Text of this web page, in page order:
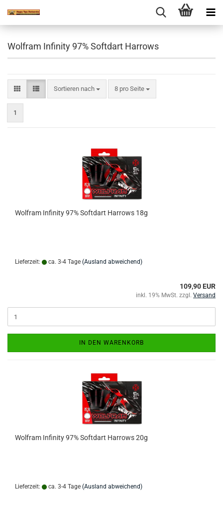
Wolfram Infinity 97% Softdart Harrows
Sortieren nach
Sortieren nach 8 pro Seite
pro Seite
1
Wolfram Infinity 97% Softdart Harrows 18g
Lieferzeit: ca. 3-4 Tage (Ausland abweichend)
109,90 EUR
inkl. 19% MwSt. zzgl. Versand
IN DEN WARENKORB
Wolfram Infinity 97% Softdart Harrows 20g
Lieferzeit: ca. 3-4 Tage (Ausland abweichend)